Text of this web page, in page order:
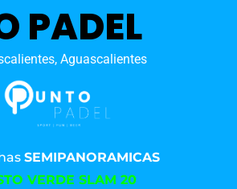
PADEL
Aguascalientes
SEMIPANORAMICAS
VERDE SLAM 20